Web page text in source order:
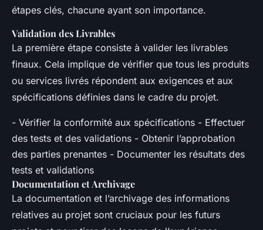
étapes clés, chacune ayant son importance.
Validation des Livrables
La première étape consiste à valider les livrables
finaux. Cela implique de vérifier que tous les produits
ou services livrés répondent aux exigences et aux
spécifications définies dans le cadre du projet.
- Vérifier la conformité aux spécifications - Effectuer
des tests et des validations - Obtenir l’approbation
des parties prenantes - Documenter les résultats des
tests et validations
Documentation et Archivage
La documentation et l’archivage des informations
relatives au projet sont cruciaux pour les futurs